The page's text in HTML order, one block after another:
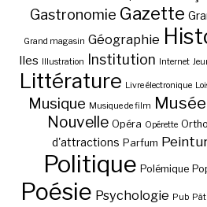
Gastronomie Gazette
Grand magasin Géographie
Iles Illustration Institution Internet
Littérature Livre électronique
Musique Musique de film Musée
Nouvelle Opéra Opérette
d'attractions Parfum
Politique Polémique
Poésie Psychologie Pub